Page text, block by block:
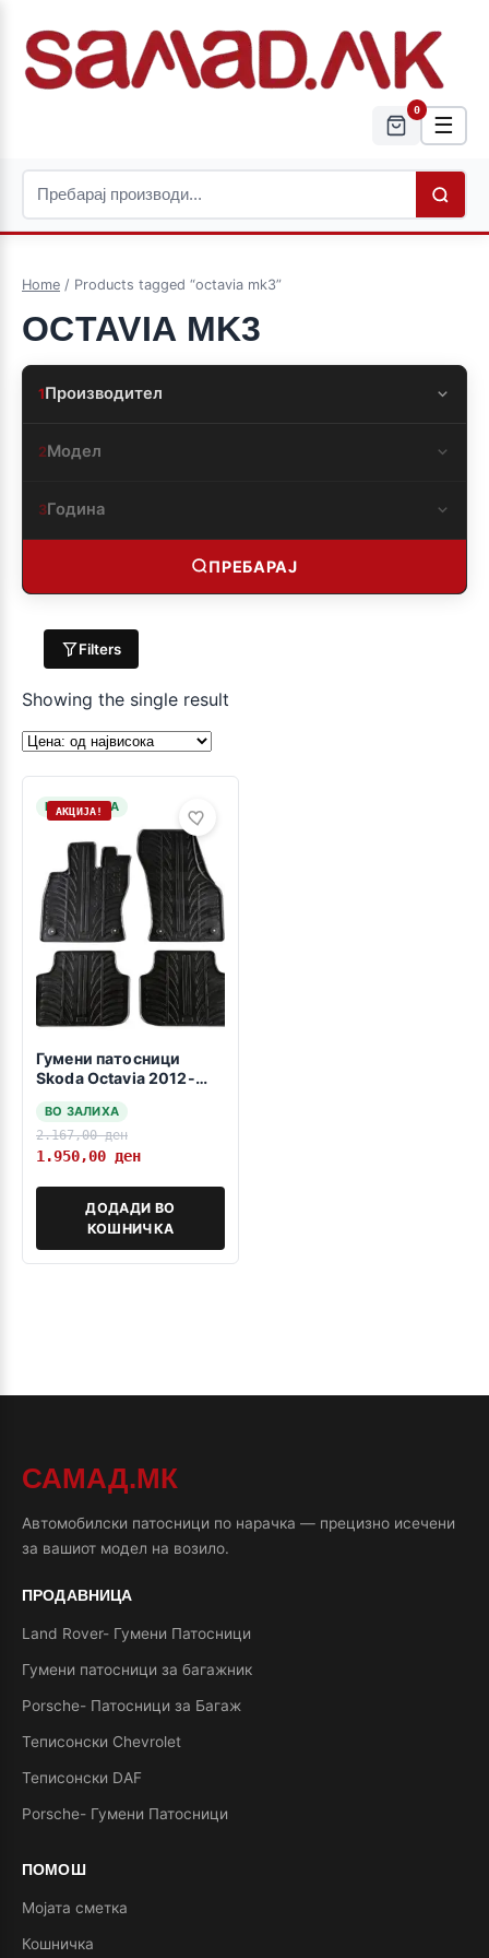
0
☰
Home / Products tagged “octavia mk3”
OCTAVIA MK3
1Производител
2Модел
3Година
ПРЕБАРАЈ
Filters
Showing the single result
НА ЗАЛИХА
АКЦИЈА!
Гумени патосници
Skoda Octavia 2012-
ВО ЗАЛИХА
2.167,00ден
1.950,00 ден
ДОДАДИ ВО
КОШНИЧКА
САМАД.МК
Автомобилски патосници по нарачка — прецизно исечени
за вашиот модел на возило.
ПРОДАВНИЦА
Land Rover- Гумени Патосници
Гумени патосници за багажник
Porsche- Патосници за Багаж
Теписонски Chevrolet
Теписонски DAF
Porsche- Гумени Патосници
ПОМОШ
Мојата сметка
Кошничка